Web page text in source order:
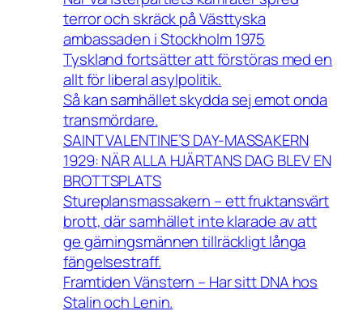
terror och skräck på Västtyska
ambassaden i Stockholm 1975
Tyskland fortsätter att förstöras med en
allt för liberal asylpolitik.
Så kan samhället skydda sej emot onda
transmördare.
SAINT VALENTINE’S DAY-MASSAKERN
1929: NÄR ALLA HJÄRTANS DAG BLEV EN
BROTTSPLATS
Stureplansmassakern – ett fruktansvärt
brott, där samhället inte klarade av att
ge gärningsmännen tillräckligt långa
fängelsestraff.
Framtiden Vänstern – Har sitt DNA hos
Stalin och Lenin.